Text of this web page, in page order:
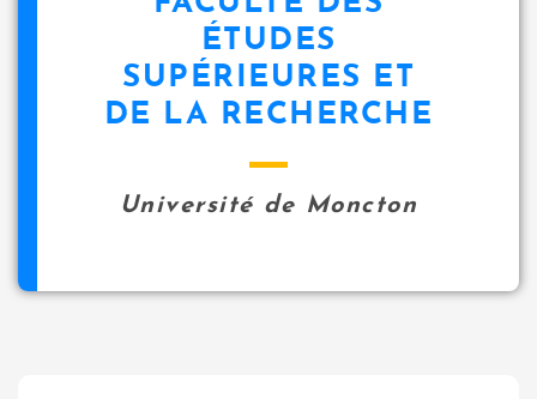
ÉTUDES
SUPÉRIEURES ET
DE LA RECHERCHE
Université de Moncton